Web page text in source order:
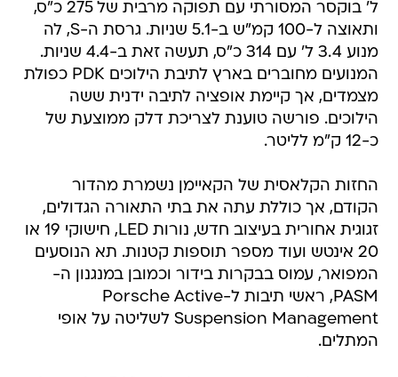
ל' בוקסר המסורתי עם תפוקה מרבית של 275 כ"ס,
ותאוצה ל-100 קמ"ש ב-5.1 שניות. גרסת ה-S, לה
מנוע 3.4 ל' עם 314 כ"ס, תעשה זאת ב-4.4 שניות.
המנועים מחוברים בארץ לתיבת הילוכים PDK כפולת
מצמדים, אך קיימת אופציה לתיבה ידנית ששה
הילוכים. פורשה טוענת לצריכת דלק ממוצעת של
כ-12 ק"מ לליטר.
החזות הקלאסית של הקאיימן נשמרת מהדור
הקודם, אך כוללת עתה את בתי התאורה הגדולים,
זגוגית אחורית בעיצוב חדש, נורות LED, חישוקי 19 או
20 אינטש ועוד מספר תוספות קטנות. תא הנוסעים
המפואר, עמוס בבקרות בידור וכמובן במנגנון ה-
PASM, ראשי תיבות ל-Porsche Active
Suspension Management לשליטה על אופי
המתלים.